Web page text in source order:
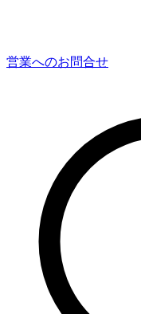
営業へのお問合せ